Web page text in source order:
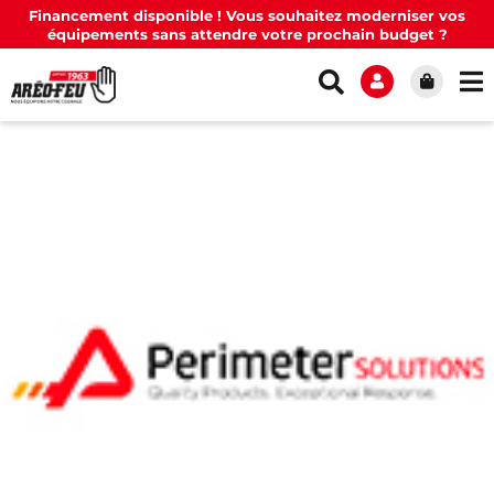
Financement disponible ! Vous souhaitez moderniser vos
équipements sans attendre votre prochain budget ?